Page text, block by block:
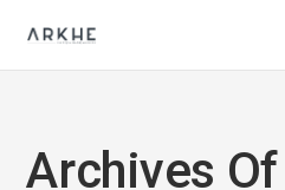
Archives